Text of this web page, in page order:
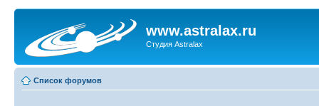
www.astralax.ru
Студия Astralax
Список форумов